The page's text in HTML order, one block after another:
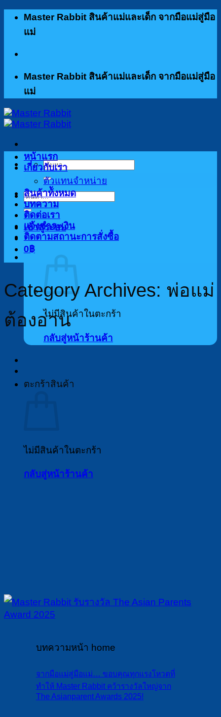
ข้าม
Master Rabbit สินค้าแม่และเด็ก จากมือแม่สู่มือ
แม่
Master Rabbit สินค้าแม่และเด็ก จากมือแม่สู่มือ
แม่
ค้นหา:
ค้นหา:
เข้าสู่ระบบ
0 ฿
ไม่มีสินค้าในตะกร้า
กลับสู่หน้าร้านค้า
ตะกร้าสินค้า
ไม่มีสินค้าในตะกร้า
กลับสู่หน้าร้านค้า
หน้าแรก
เกี่ยวกับเรา
ตัวแทนจำหน่าย
สินค้าท้ังหมด
บทความ
ติดต่อเรา
แจ้งชำระเงิน
ติดตามสถานะการสั่งซื้อ
Category Archives: พ่อแม่
ต้องอ่าน
บทความหน้า home
จากมือแม่สู่มือแม่… ขอบคุณทุกแรงโหวตที่
ทำให้ Master Rabbit คว้ารางวัลใหญ่จาก
The Asianparent Awards 2025!